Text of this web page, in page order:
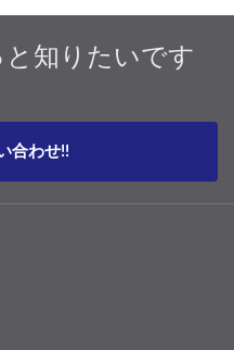
知りたいです
合わせ!!